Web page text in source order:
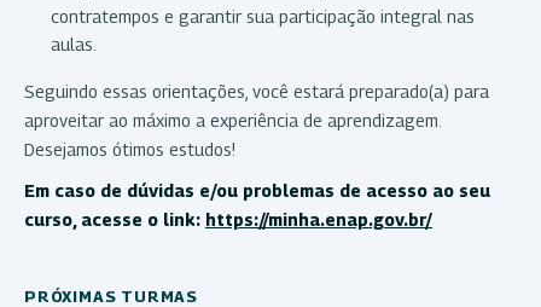
contratempos e garantir sua participação integral nas
aulas.
Seguindo essas orientações, você estará preparado(a) para
aproveitar ao máximo a experiência de aprendizagem.
Desejamos ótimos estudos!
Em caso de dúvidas e/ou problemas de acesso ao seu
curso, acesse o link: https://minha.enap.gov.br/
PRÓXIMAS TURMAS